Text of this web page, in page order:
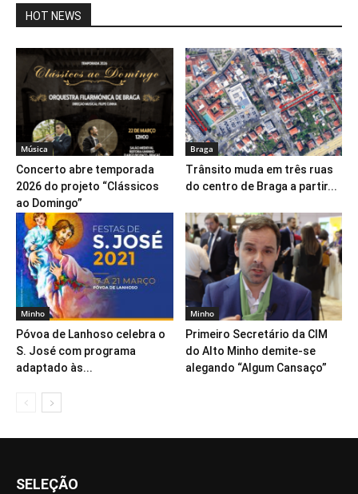
HOT NEWS
Música
Concerto abre temporada
2026 do projeto “Clássicos
ao Domingo”
Braga
Trânsito muda em três ruas
do centro de Braga a partir...
Minho
Póvoa de Lanhoso celebra o
S. José com programa
adaptado às...
Minho
Primeiro Secretário da CIM
do Alto Minho demite-se
alegando “Algum Cansaço”
SELEÇÃO